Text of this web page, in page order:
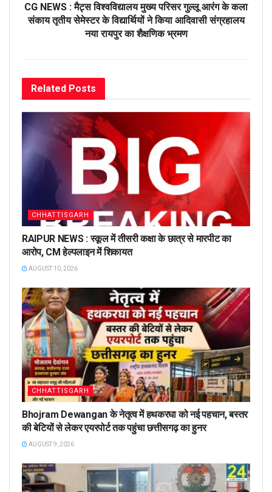
CG NEWS : मैट्स विश्वविद्यालय मुख्य परिसर गुल्लू आरंग के कला
संकाय तृतीय सेमेस्टर के विद्यार्थियों ने किया आदिवासी संग्रहालय
नया रायपुर का शैक्षणिक भ्रमण
Related Posts
CHHATTISGARH
RAIPUR NEWS : स्कूल में तीसरी कक्षा के छात्र से मारपीट का
आरोप, CM हेल्पलाइन में शिकायत
AUGUST 10, 2026
CHHATTISGARH
Bhojram Dewangan के नेतृत्व में हथकरघा को नई पहचान, बस्तर
की बेटियों से लेकर एयरपोर्ट तक पहुंचा छत्तीसगढ़ का हुनर
AUGUST 9, 2026